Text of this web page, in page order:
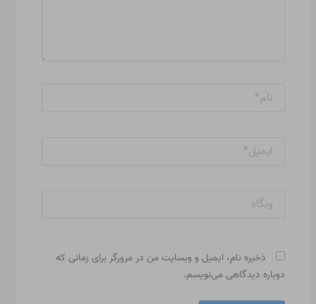
ایمیل*
ذخیره نام، ایمیل و وبسایت من در مرورگر برای زمانی که
دوباره دیدگاهی می‌نویسم.